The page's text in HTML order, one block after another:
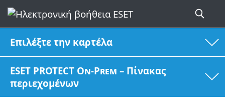
Επιλέξτε την καρτέλα
ESET PROTECT On-Prem – Πίνακας
περιεχομένων